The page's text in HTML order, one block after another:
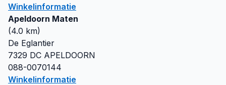
Winkelinformatie
Apeldoorn Maten
(4.0 km)
De Eglantier
7329 DC APELDOORN
088-0070144
Winkelinformatie